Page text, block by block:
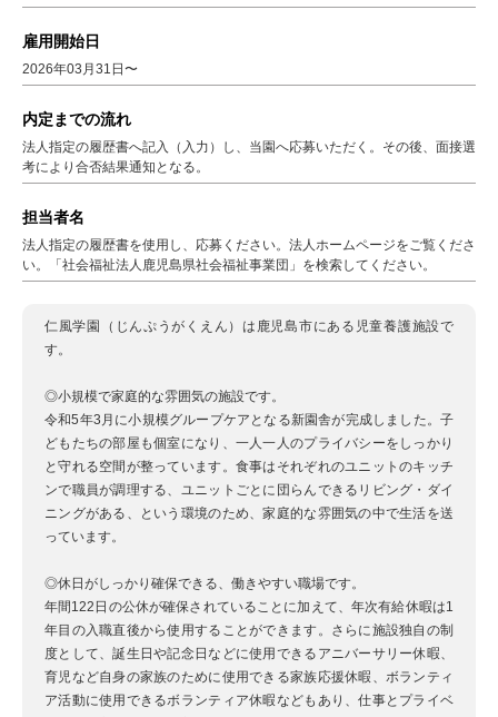
雇用開始日
2026年03月31日〜
内定までの流れ
法人指定の履歴書へ記入（入力）し、当園へ応募いただく。その後、面接選
考により合否結果通知となる。
担当者名
法人指定の履歴書を使用し、応募ください。法人ホームページをご覧くださ
い。「社会福祉法人鹿児島県社会福祉事業団」を検索してください。
仁風学園（じんぷうがくえん）は鹿児島市にある児童養護施設で
す。
◎小規模で家庭的な雰囲気の施設です。
令和5年3月に小規模グループケアとなる新園舎が完成しました。子
どもたちの部屋も個室になり、一人一人のプライバシーをしっかり
と守れる空間が整っています。食事はそれぞれのユニットのキッチ
ンで職員が調理する、ユニットごとに団らんできるリビング・ダイ
ニングがある、という環境のため、家庭的な雰囲気の中で生活を送
っています。
◎休日がしっかり確保できる、働きやすい職場です。
年間122日の公休が確保されていることに加えて、年次有給休暇は1
年目の入職直後から使用することができます。さらに施設独自の制
度として、誕生日や記念日などに使用できるアニバーサリー休暇、
育児など自身の家族のために使用できる家族応援休暇、ボランティ
ア活動に使用できるボランティア休暇などもあり、仕事とプライベ